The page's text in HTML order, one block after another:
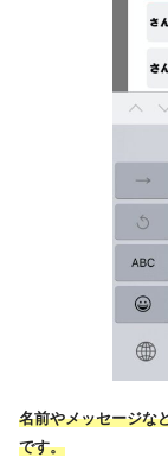
名前やメッセージな
です。